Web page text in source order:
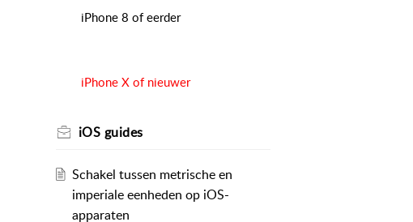
iPhone 8 of eerder
iPhone X of nieuwer
iOS guides
Schakel tussen metrische en
imperiale eenheden op iOS-
apparaten